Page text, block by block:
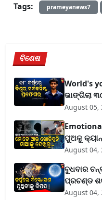
Tags:
prameyanews7
ବିଶେଷ
World's
ଭାଙ୍ଗିଲା
August 05,
ପୁଅକୁ
August 04,
ବୁଧବାର
ପ୍ରଚଣ୍ଡ
August 04,